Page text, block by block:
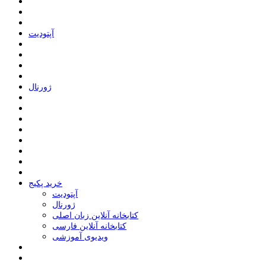
ﺁﭘﺘﻮﺩﯾﺖ
ﮊﻭﺭﻧﺎﻝ
خرید پکیج
ﺁﭘﺘﻮﺩﯾﺖ
ﮊﻭﺭﻧﺎﻝ
کتابخانه آنلاین زبان اصلی
کتابخانه آنلاین فارسی
ویدیوی آموزشی